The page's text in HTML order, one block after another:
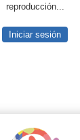
reproducción...
Iniciar sesión